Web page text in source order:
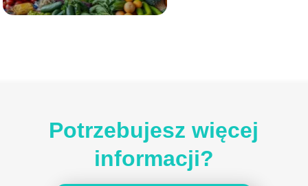
Potrzebujesz więcej
informacji?